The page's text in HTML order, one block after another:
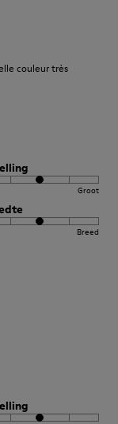
couleur très
Groot
Breed